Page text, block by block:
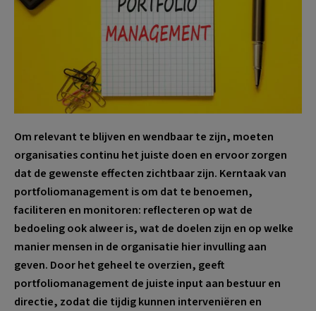
Om relevant te blijven en wendbaar te zijn, moeten
organisaties continu het juiste doen en ervoor zorgen
dat de gewenste effecten zichtbaar zijn. Kerntaak van
portfoliomanagement is om dat te benoemen,
faciliteren en monitoren: reflecteren op wat de
bedoeling ook alweer is, wat de doelen zijn en op welke
manier mensen in de organisatie hier invulling aan
geven. Door het geheel te overzien, geeft
portfoliomanagement de juiste input aan bestuur en
directie, zodat die tijdig kunnen interveniëren en